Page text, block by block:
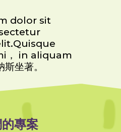
dolor sit
， in aliquam
坐著。
專案